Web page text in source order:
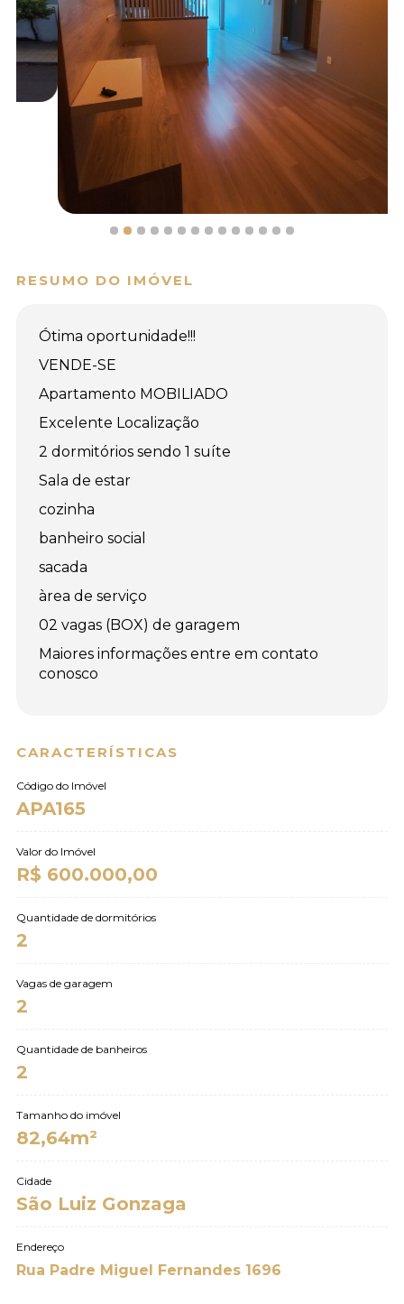
RESUMO DO IMÓVEL
Ótima oportunidade!!!
VENDE-SE
Apartamento MOBILIADO
Excelente Localização
2 dormitórios sendo 1 suíte
Sala de estar
cozinha
banheiro social
sacada
àrea de serviço
02 vagas (BOX) de garagem
Maiores informações entre em contato
conosco
CARACTERÍSTICAS
Código do Imóvel
APA165
Valor do Imóvel
R$ 600.000,00
Quantidade de dormitórios
2
Vagas de garagem
2
Quantidade de banheiros
2
Tamanho do imóvel
82,64m²
Cidade
São Luiz Gonzaga
Endereço
Rua Padre Miguel Fernandes 1696